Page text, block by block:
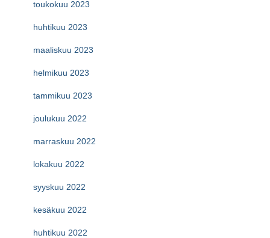
toukokuu 2023
huhtikuu 2023
maaliskuu 2023
helmikuu 2023
tammikuu 2023
joulukuu 2022
marraskuu 2022
lokakuu 2022
syyskuu 2022
kesäkuu 2022
huhtikuu 2022